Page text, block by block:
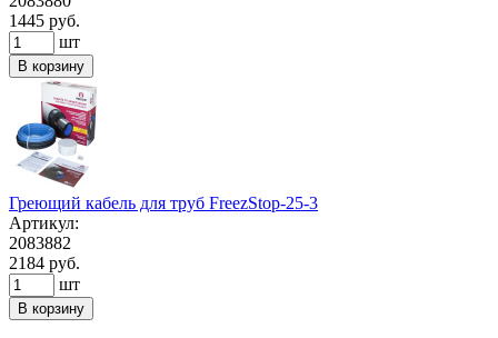
1445 руб.
шт
В корзину
Греющий кабель для труб FreezStop-25-3
Артикул:
2083882
2184 руб.
шт
В корзину